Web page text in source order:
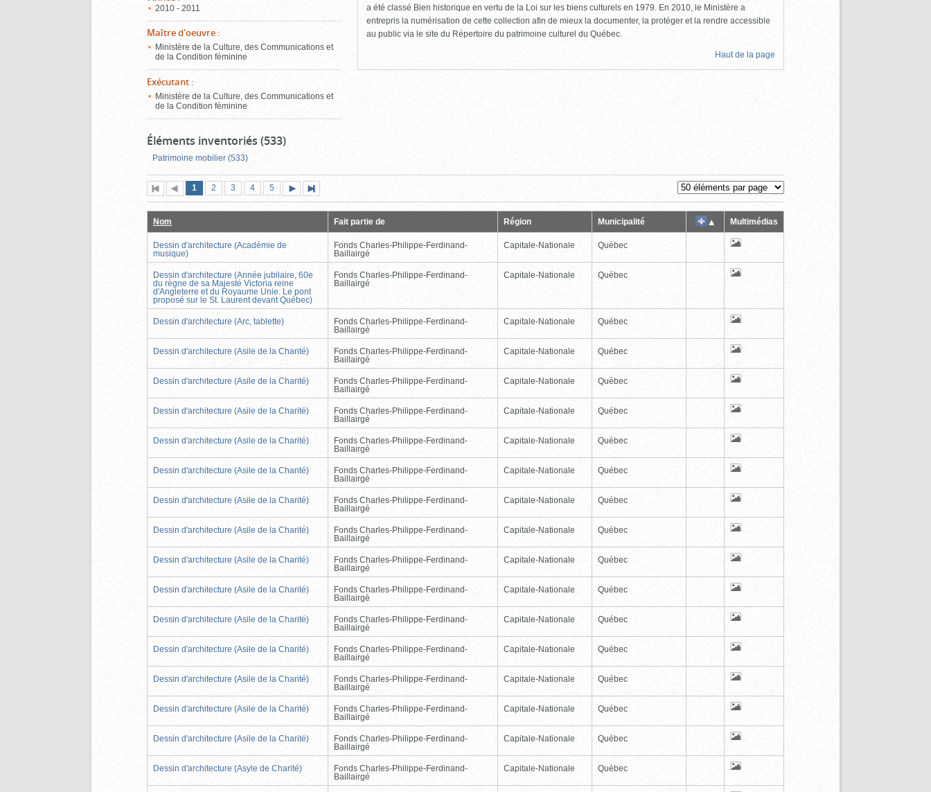
2010 - 2011
Maître d'oeuvre :
Ministère de la Culture, des Communications et
de la Condition féminine
Exécutant :
Ministère de la Culture, des Communications et
de la Condition féminine
a été classé Bien historique en vertu de la Loi sur les biens culturels en 1979. En 2010, le Ministère a
entrepris la numérisation de cette collection afin de mieux la documenter, la protéger et la rendre accessible
au public via le site du Répertoire du patrimoine culturel du Québec.
Haut de la page
Éléments inventoriés (533)
Patrimoine mobilier (533)
Première
page
Page
précédente
Page
1 (page
actuelle)
Page
2 Page
3 Page
4 Page
5
suivante
page
Nom Fait partie de Région Municipalité Multimédias
Dessin d'architecture (Académie de
musique)
Fonds Charles-Philippe-Ferdinand-
Baillairgé
Capitale-Nationale Québec
Dessin d'architecture (Année jubilaire, 60e
du règne de sa Majesté Victoria reine
d'Angleterre et du Royaume Unie. Le pont
proposé sur le St. Laurent devant Québec)
Fonds Charles-Philippe-Ferdinand-
Baillairgé
Capitale-Nationale Québec
Dessin d'architecture (Arc, tablette)
Fonds Charles-Philippe-Ferdinand-
Baillairgé
Capitale-Nationale Québec
Dessin d'architecture (Asile de la Charité)
Fonds Charles-Philippe-Ferdinand-
Baillairgé
Capitale-Nationale Québec
Dessin d'architecture (Asile de la Charité)
Fonds Charles-Philippe-Ferdinand-
Baillairgé
Capitale-Nationale Québec
Dessin d'architecture (Asile de la Charité)
Fonds Charles-Philippe-Ferdinand-
Baillairgé
Capitale-Nationale Québec
Dessin d'architecture (Asile de la Charité)
Fonds Charles-Philippe-Ferdinand-
Baillairgé
Capitale-Nationale Québec
Dessin d'architecture (Asile de la Charité)
Fonds Charles-Philippe-Ferdinand-
Baillairgé
Capitale-Nationale Québec
Dessin d'architecture (Asile de la Charité)
Fonds Charles-Philippe-Ferdinand-
Baillairgé
Capitale-Nationale Québec
Dessin d'architecture (Asile de la Charité)
Fonds Charles-Philippe-Ferdinand-
Baillairgé
Capitale-Nationale Québec
Dessin d'architecture (Asile de la Charité)
Fonds Charles-Philippe-Ferdinand-
Baillairgé
Capitale-Nationale Québec
Dessin d'architecture (Asile de la Charité)
Fonds Charles-Philippe-Ferdinand-
Baillairgé
Capitale-Nationale Québec
Dessin d'architecture (Asile de la Charité)
Fonds Charles-Philippe-Ferdinand-
Baillairgé
Capitale-Nationale Québec
Dessin d'architecture (Asile de la Charité)
Fonds Charles-Philippe-Ferdinand-
Baillairgé
Capitale-Nationale Québec
Dessin d'architecture (Asile de la Charité)
Fonds Charles-Philippe-Ferdinand-
Baillairgé
Capitale-Nationale Québec
Dessin d'architecture (Asile de la Charité)
Fonds Charles-Philippe-Ferdinand-
Baillairgé
Capitale-Nationale Québec
Dessin d'architecture (Asile de la Charité)
Fonds Charles-Philippe-Ferdinand-
Baillairgé
Capitale-Nationale Québec
Dessin d'architecture (Asyle de Charité)
Fonds Charles-Philippe-Ferdinand-
Baillairgé
Capitale-Nationale Québec